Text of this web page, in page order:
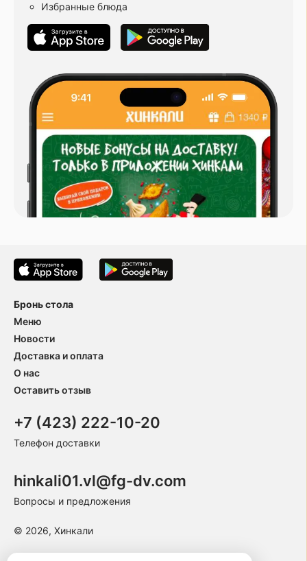
Избранные блюда
Бронь стола
Меню
Новости
Доставка и оплата
О нас
Оставить отзыв
+7 (423) 222-10-20
Телефон доставки
hinkali01.vl@fg-dv.com
Вопросы и предложения
© 2026, Хинкали